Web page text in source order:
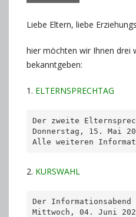
Liebe Eltern, liebe
hier möchten wir Ihnen drei
bekanntgeben:
1. ELTERNSPRECHTAG
Der zweite
Donnerstag, 15. Mai
Alle weiteren
2. KURSWAHL
Der
Mittwoch, 04. Juni